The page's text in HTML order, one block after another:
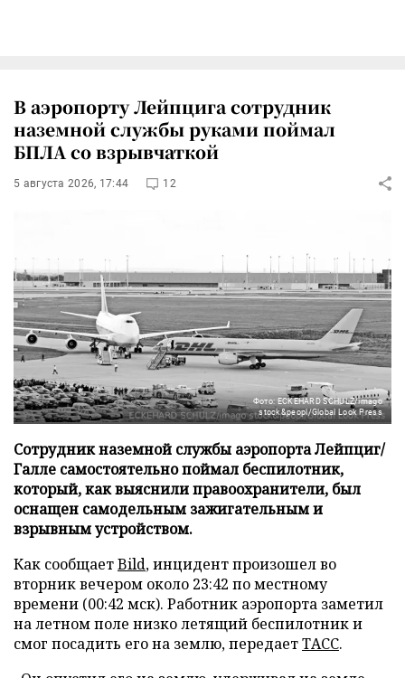
В аэропорту Лейпцига сотрудник
наземной службы руками поймал
БПЛА со взрывчаткой
5 августа 2026, 17:44 12
Фото: ECKEHARD SCHULZ/imago
stock&peopl/Global Look Press
Сотрудник наземной службы аэропорта Лейпциг/
Галле самостоятельно поймал беспилотник,
который, как выяснили правоохранители, был
оснащен самодельным зажигательным и
взрывным устройством.
Как сообщаетBild, инцидент произошел во
вторник вечером около 23:42 по местному
времени (00:42 мск). Работник аэропорта заметил
на летном поле низко летящий беспилотник и
смог посадить его на землю, передаетТАСС.